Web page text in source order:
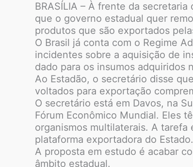
BRASÍLIA – À frente da
que o governo estadual quer
produtos que são exportados
O Brasil já conta com o Regime
incidentes sobre a aquisição de
dado para os insumos adquiridos
Ao Estadão, o secretário disse
voltados para exportação
O secretário está em Davos, na
Fórum Econômico Mundial. Eles
organismos multilaterais. A
plataforma exportadora do Estado.
A proposta em estudo é acabar
âmbito estadual.